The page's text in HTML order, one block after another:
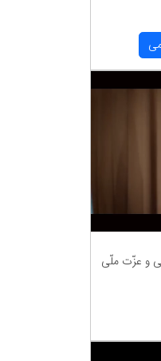
و عزّت ملّی